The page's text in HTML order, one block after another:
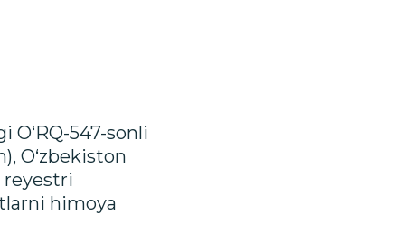
O‘RQ-547-sonli
O‘zbekiston
reyestri
himoya